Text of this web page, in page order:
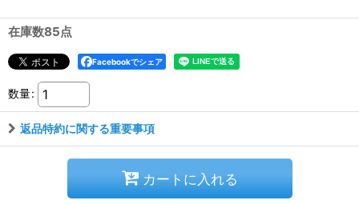
在庫数85点
Facebookでシェア
数量:
返品特約に関する重要事項
カートに入れる